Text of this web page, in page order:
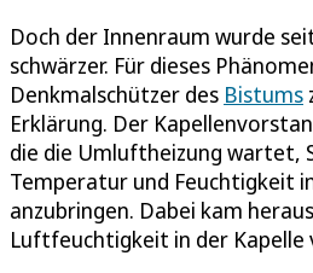
Doch der Innenraum wurde
schwärzer. Für dieses
Denkmalschützer des Bistums
Erklärung. Der
die die Umluftheizung wartet,
Temperatur und Feuchtigkeit
anzubringen. Dabei kam
Luftfeuchtigkeit in der Kapelle